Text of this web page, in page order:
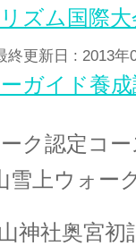
ズム国際
終更新日 : 2013
ガイド養
ク認定コ
雪上ウォー
神社奥宮